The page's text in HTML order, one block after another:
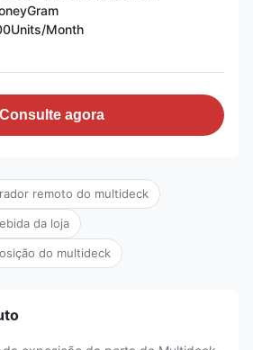
Month
Consulte agora
remoto do multideck
da loja
do multideck